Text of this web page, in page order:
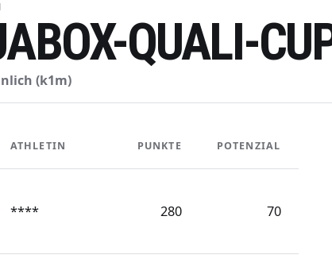
QUALI-
(k1m)
ATHLETIN PUNKTE POTENZIAL
**** 280 70